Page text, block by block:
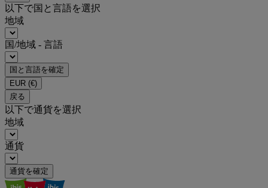
以下で国と言語を選択
地域
国/地域 - 言語
国と言語を確定
EUR (€)
戻る
以下で通貨を選択
地域
通貨
通貨を確定